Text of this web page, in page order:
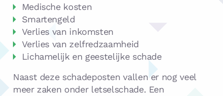
Medische kosten
Smartengeld
Verlies van inkomsten
Verlies van zelfredzaamheid
Lichamelijk en geestelijke schade
Naast deze schadeposten vallen er nog veel
meer zaken onder letselschade. Een